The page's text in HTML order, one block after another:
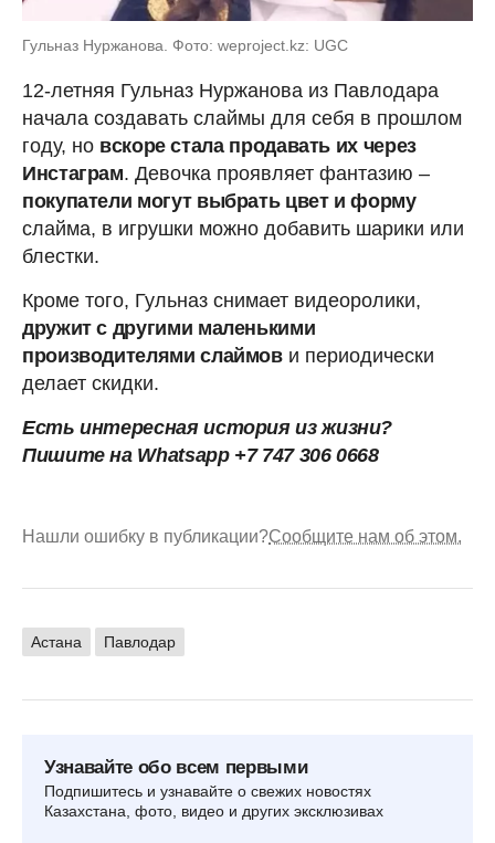
Гульназ Нуржанова. Фото: weproject.kz: UGC
12-летняя Гульназ Нуржанова из Павлодара
начала создавать слаймы для себя в прошлом
году, но вскоре стала продавать их через
Инстаграм. Девочка проявляет фантазию –
покупатели могут выбрать цвет и форму
слайма, в игрушки можно добавить шарики или
блестки.
Кроме того, Гульназ снимает видеоролики,
дружит с другими маленькими
производителями слаймови периодически
делает скидки.
Есть интересная история из жизни?
Пишите на Whatsapp +7 747 306 0668
Нашли ошибку в публикации?Сообщите нам об этом.
Астана Павлодар
Узнавайте обо всем первыми
Подпишитесь и узнавайте о свежих новостях
Казахстана, фото, видео и других эксклюзивах